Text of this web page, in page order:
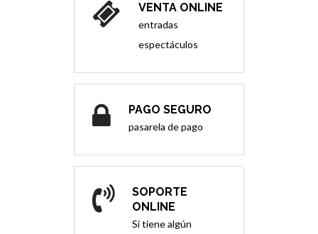
VENTA ONLINE
entradas
espectáculos
PAGO SEGURO
pasarela de pago
SOPORTE
ONLINE
Si tiene algún